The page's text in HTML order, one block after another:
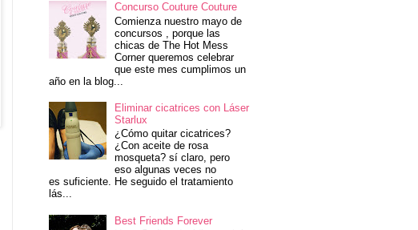
Concurso Couture Couture
Comienza nuestro mayo de
concursos , porque las
chicas de The Hot Mess
Corner queremos celebrar
que este mes cumplimos un
año en la blog...
Eliminar cicatrices con Láser
Starlux
¿Cómo quitar cicatrices?
¿Con aceite de rosa
mosqueta? sí claro, pero
eso algunas veces no
es suficiente. He seguido el tratamiento
lás...
Best Friends Forever